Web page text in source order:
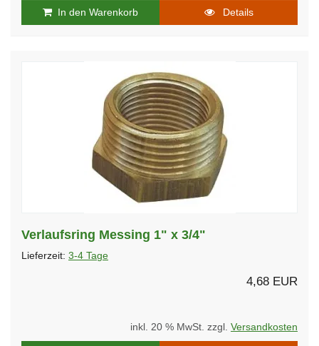
In den Warenkorb Details
Verlaufsring Messing 1" x 3/4"
Lieferzeit: 3-4 Tage
4,68 EUR
inkl. 20 % MwSt. zzgl. Versandkosten